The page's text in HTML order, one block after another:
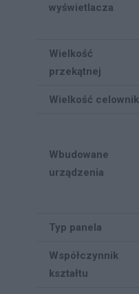
wyświetlacza
Wielkość
przekątnej
Wielkość
Wbudowane
urządzenia
Typ panela
Współczynnik
kształtu